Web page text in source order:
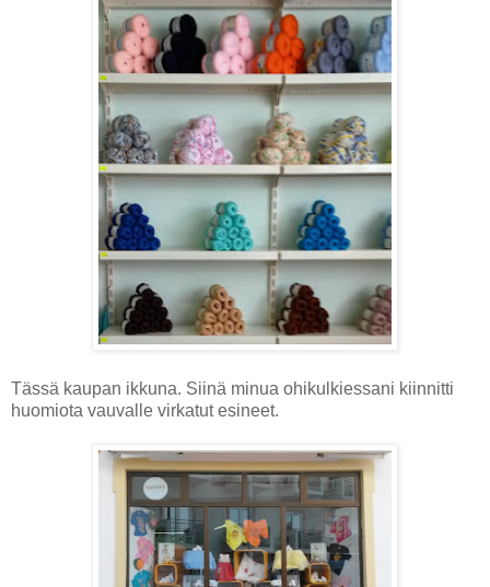
Tässä kaupan ikkuna. Siinä minua ohikulkiessani kiinnitti
huomiota vauvalle virkatut esineet.